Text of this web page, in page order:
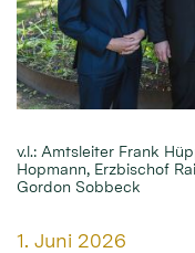
v.l.: Amtsleiter Frank
Hopmann, Erzbischof
Gordon Sobbeck
Datum:
1. Juni 2026